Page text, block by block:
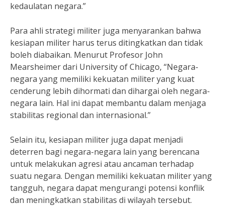
kedaulatan negara.”
Para ahli strategi militer juga menyarankan bahwa
kesiapan militer harus terus ditingkatkan dan tidak
boleh diabaikan. Menurut Profesor John
Mearsheimer dari University of Chicago, “Negara-
negara yang memiliki kekuatan militer yang kuat
cenderung lebih dihormati dan dihargai oleh negara-
negara lain. Hal ini dapat membantu dalam menjaga
stabilitas regional dan internasional.”
Selain itu, kesiapan militer juga dapat menjadi
deterren bagi negara-negara lain yang berencana
untuk melakukan agresi atau ancaman terhadap
suatu negara. Dengan memiliki kekuatan militer yang
tangguh, negara dapat mengurangi potensi konflik
dan meningkatkan stabilitas di wilayah tersebut.